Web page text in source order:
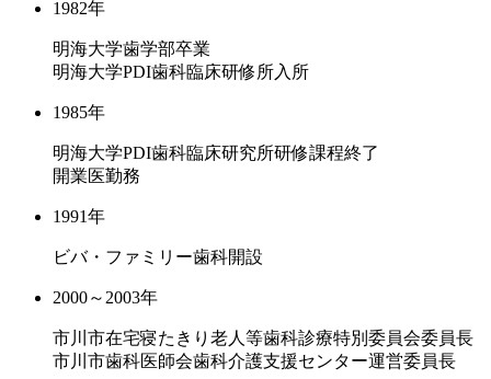
1982年
明海大学歯学部卒業
明海大学PDI歯科臨床研修所入所
1985年
明海大学PDI歯科臨床研究所研修課程終了
開業医勤務
1991年
ビバ・ファミリー歯科開設
2000～2003年
市川市在宅寝たきり老人等歯科診療特別委員会委員長
市川市歯科医師会歯科介護支援センター運営委員長